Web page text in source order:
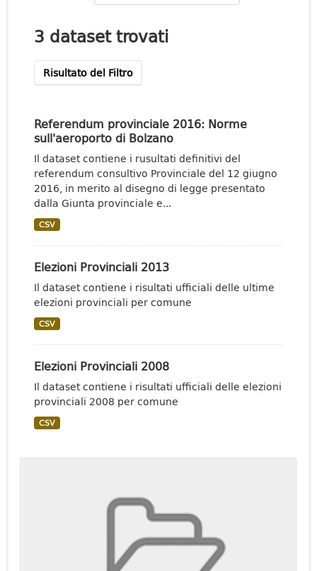
3 dataset trovati
Risultato del Filtro
Referendum provinciale 2016: Norme
sull'aeroporto di Bolzano
Il dataset contiene i rusultati definitivi del
referendum consultivo Provinciale del 12 giugno
2016, in merito al disegno di legge presentato
dalla Giunta provinciale e...
CSV
Elezioni Provinciali 2013
Il dataset contiene i risultati ufficiali delle ultime
elezioni provinciali per comune
CSV
Elezioni Provinciali 2008
Il dataset contiene i risultati ufficiali delle elezioni
provinciali 2008 per comune
CSV